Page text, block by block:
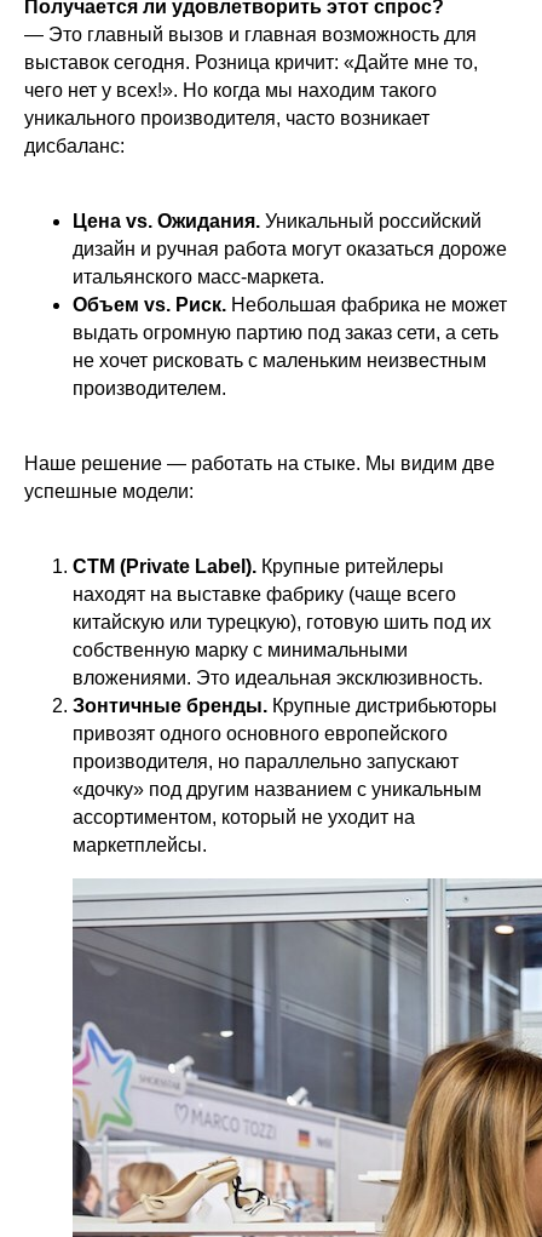
Получается ли удовлетворить этот спрос?
— Это главный вызов и главная возможность для
выставок сегодня. Розница кричит: «Дайте мне то,
чего нет у всех!». Но когда мы находим такого
уникального производителя, часто возникает
дисбаланс:
Цена vs. Ожидания. Уникальный российский
дизайн и ручная работа могут оказаться дороже
итальянского масс-маркета.
Объем vs. Риск. Небольшая фабрика не может
выдать огромную партию под заказ сети, а сеть
не хочет рисковать с маленьким неизвестным
производителем.
Наше решение — работать на стыке. Мы видим две
успешные модели:
СТМ (Private Label). Крупные ритейлеры
находят на выставке фабрику (чаще всего
китайскую или турецкую), готовую шить под их
собственную марку с минимальными
вложениями. Это идеальная эксклюзивность.
Зонтичные бренды. Крупные дистрибьюторы
привозят одного основного европейского
производителя, но параллельно запускают
«дочку» под другим названием с уникальным
ассортиментом, который не уходит на
маркетплейсы.